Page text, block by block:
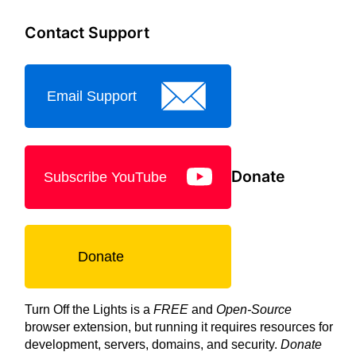
Contact Support
Email Support
Subscribe YouTube Donate
Donate
Turn Off the Lights is a FREE and Open-Source
browser extension, but running it requires resources for
development, servers, domains, and security. Donate